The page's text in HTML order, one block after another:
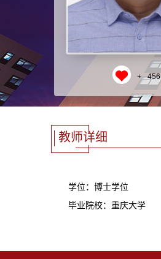
+ 456
教师详细
学位：博士学位
毕业院校：重庆大学